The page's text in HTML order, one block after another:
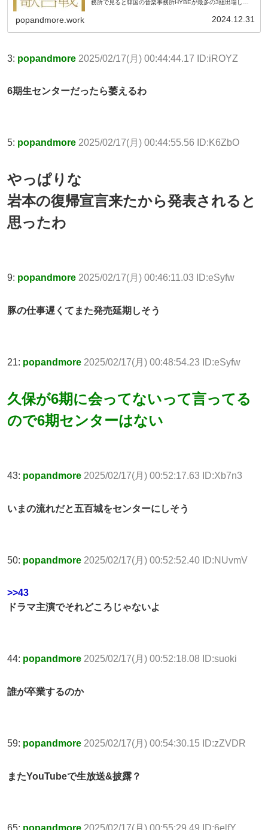
務所で見ると韓国の音楽事務所HYBEが最多の3組出場して
popandmore.work 2024.12.31
3: popandmore 2025/02/17(月) 00:44:44.17 ID:iROYZ
6期生センターだったら萎えるわ
5: popandmore 2025/02/17(月) 00:44:55.56 ID:K6ZbO
やっぱりな
岩本の復帰宣言来たから発表されると
思ったわ
9: popandmore 2025/02/17(月) 00:46:11.03 ID:eSyfw
豚の仕事遅くてまた発売延期しそう
21: popandmore 2025/02/17(月) 00:48:54.23 ID:eSyfw
久保が6期に会ってないって言ってる
ので6期センターはない
43: popandmore 2025/02/17(月) 00:52:17.63 ID:Xb7n3
いまの流れだと五百城をセンターにしそう
50: popandmore 2025/02/17(月) 00:52:52.40 ID:NUvmV
>>43
ドラマ主演でそれどころじゃないよ
44: popandmore 2025/02/17(月) 00:52:18.08 ID:suoki
誰が卒業するのか
59: popandmore 2025/02/17(月) 00:54:30.15 ID:zZVDR
またYouTubeで生放送&披露？
65: popandmore 2025/02/17(月) 00:55:29.49 ID:6elfY